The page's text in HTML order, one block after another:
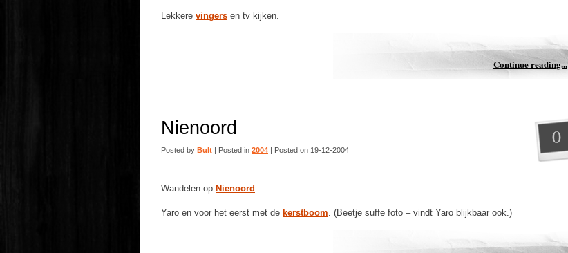
Lekkere vingers en tv kijken.
Continue reading...
Nienoord
Posted by Bult | Posted in 2004 | Posted on 19-12-2004
0
Wandelen op Nienoord .
Yaro en voor het eerst met de kerstboom. (Beetje suffe foto – vindt Yaro blijkbaar ook.)